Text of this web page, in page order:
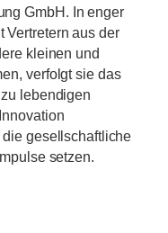
GmbH. In enger
Vertretern aus der
kleinen und
verfolgt sie das
lebendigen
gesellschaftliche
setzen.